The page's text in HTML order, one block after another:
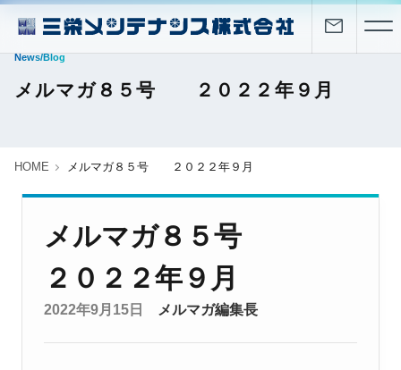
News/Blog
メルマガ８５号 ２０２２年９月
HOME メルマガ８５号 ２０２２年９月
メルマガ８５号
２０２２年９月
2022年9月15日 メルマガ編集長